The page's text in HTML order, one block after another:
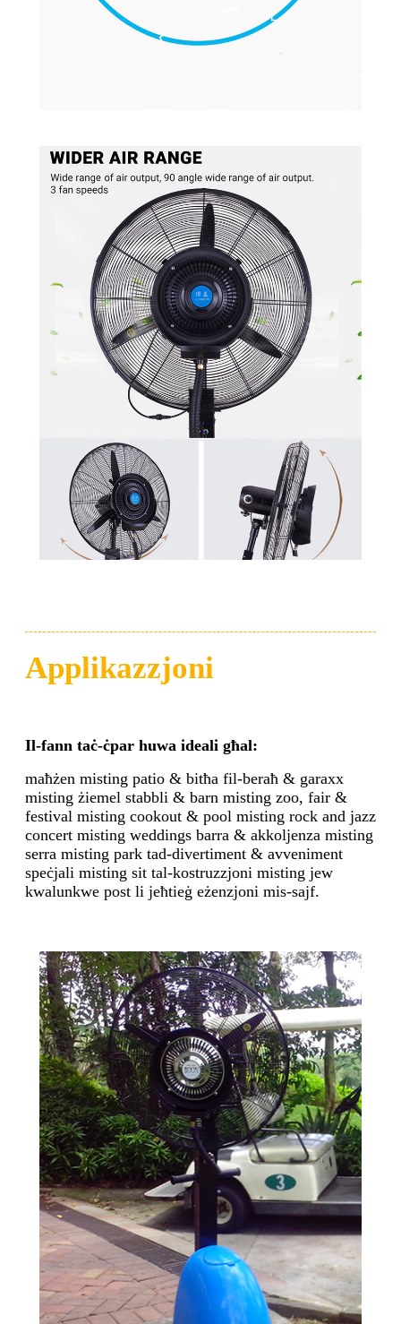
Applikazzjoni
Il-fann taċ-ċpar huwa ideali għal:
maħżen misting patio & bitħa fil-beraħ & garaxx
misting żiemel stabbli & barn misting zoo, fair &
festival misting cookout & pool misting rock and jazz
concert misting weddings barra & akkoljenza misting
serra misting park tad-divertiment & avveniment
speċjali misting sit tal-kostruzzjoni misting jew
kwalunkwe post li jeħtieġ eżenzjoni mis-sajf.